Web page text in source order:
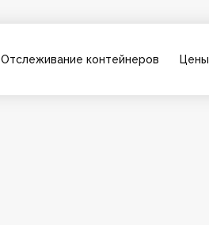
Отслеживание контейнеров Цены